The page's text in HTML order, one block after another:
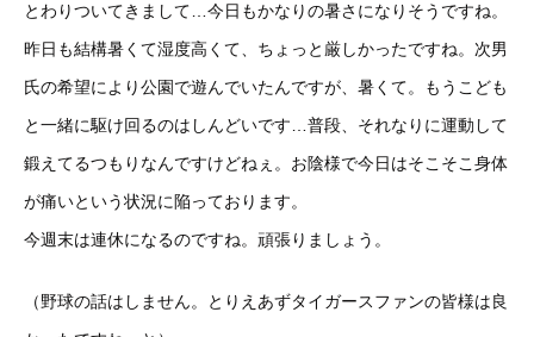
とわりついてきまして…今日もかなりの暑さになりそうですね。
昨日も結構暑くて湿度高くて、ちょっと厳しかったですね。次男
氏の希望により公園で遊んでいたんですが、暑くて。もうこども
と一緒に駆け回るのはしんどいです…普段、それなりに運動して
鍛えてるつもりなんですけどねぇ。お陰様で今日はそこそこ身体
が痛いという状況に陥っております。
今週末は連休になるのですね。頑張りましょう。
（野球の話はしません。とりえあずタイガースファンの皆様は良